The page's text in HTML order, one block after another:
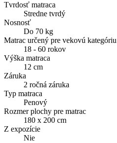
Tvrdosť matraca
Stredne tvrdý
Nosnosť
Do 70 kg
Matrac určený pre vekovú kategóriu
18 - 60 rokov
Výška matraca
12 cm
Záruka
2 ročná záruka
Typ matraca
Penový
Rozmer plochy pre matrac
180 x 200 cm
Z expozície
Nie